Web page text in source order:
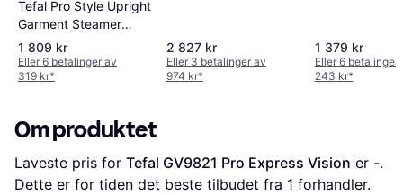
Tefal Pro Style Upright
Garment Steamer
IT3480E1
1 809 kr
Eller 6 betalinger av
319 kr*
2 827 kr
Eller 3 betalinger av
974 kr*
1 379 kr
Eller 6 betalinger
243 kr*
Om produktet
Laveste pris for Tefal GV9821 Pro Express Vision er -.
Dette er for tiden det beste tilbudet fra 1 forhandler.